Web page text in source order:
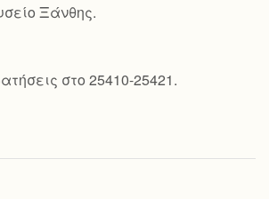
Ξάνθης.
στο 25410-25421.